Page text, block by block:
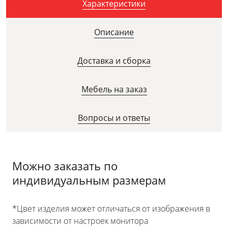
Характеристики
Описание
Доставка и сборка
Мебель на заказ
Вопросы и ответы
Можно заказать по
индивидуальным размерам
*Цвет изделия может отличаться от изображения в
зависимости от настроек монитора